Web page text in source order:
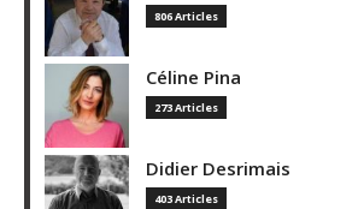
806 Articles
Céline Pina
273 Articles
Didier Desrimais
403 Articles